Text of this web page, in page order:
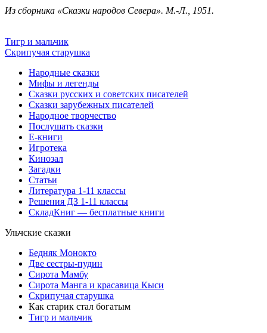
Из сборника «Сказки народов Севера». М.-Л., 1951.
Тигр и мальчик
Скрипучая старушка
Народные сказки
Мифы и легенды
Сказки русских и советских писателей
Сказки зарубежных писателей
Народное творчество
Послушать сказки
Е-книги
Игротека
Кинозал
Загадки
Статьи
Литература 1-11 классы
Решения ДЗ 1-11 классы
СкладКниг — бесплатные книги
Ульчские сказки
Бедняк Монокто
Две сестры-пудин
Сирота Мамбу
Сирота Манга и красавица Кыси
Скрипучая старушка
Как старик стал богатым
Тигр и мальчик